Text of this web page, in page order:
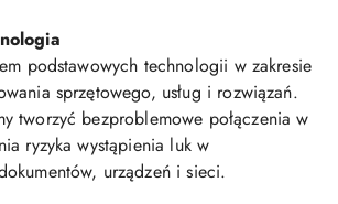
podstawowych technologii w zakresie
sprzętowego, usług i rozwiązań.
tworzyć bezproblemowe połączenia w
ryzyka wystąpienia luk w
urządzeń i sieci.